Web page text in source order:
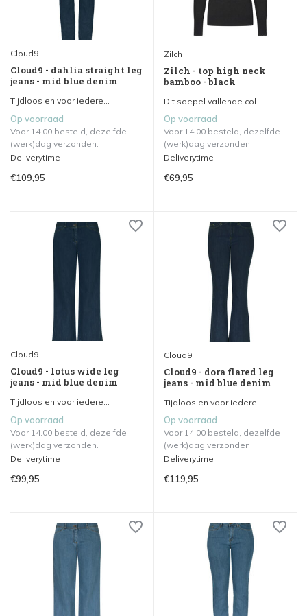
Cloud9
Cloud9 - dahlia straight leg
jeans - mid blue denim
Tijdloos en voor iedere...
Op voorraad
Voor 14.00 besteld, dezelfde
(werk)dag verzonden.
Deliverytime
€109,95
Zilch
Zilch - top high neck
bamboo - black
Dit soepel vallende col...
Op voorraad
Voor 14.00 besteld, dezelfde
(werk)dag verzonden.
Deliverytime
€69,95
Cloud9
Cloud9 - lotus wide leg
jeans - mid blue denim
Tijdloos en voor iedere...
Op voorraad
Voor 14.00 besteld, dezelfde
(werk)dag verzonden.
Deliverytime
€99,95
Cloud9
Cloud9 - dora flared leg
jeans - mid blue denim
Tijdloos en voor iedere...
Op voorraad
Voor 14.00 besteld, dezelfde
(werk)dag verzonden.
Deliverytime
€119,95